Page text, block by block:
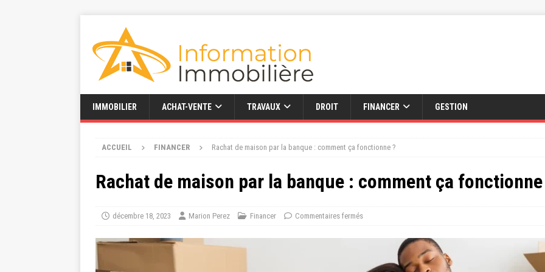
IMMOBILIER ACHAT-VENTE TRAVAUX DROIT FINANCER GESTION
ACCUEIL FINANCER Rachat de maison par la banque : comment ça fonctionne ?
Rachat de maison par la banque : comment ça
décembre 18, 2023 Marion Perez Financer Commentaires fermés